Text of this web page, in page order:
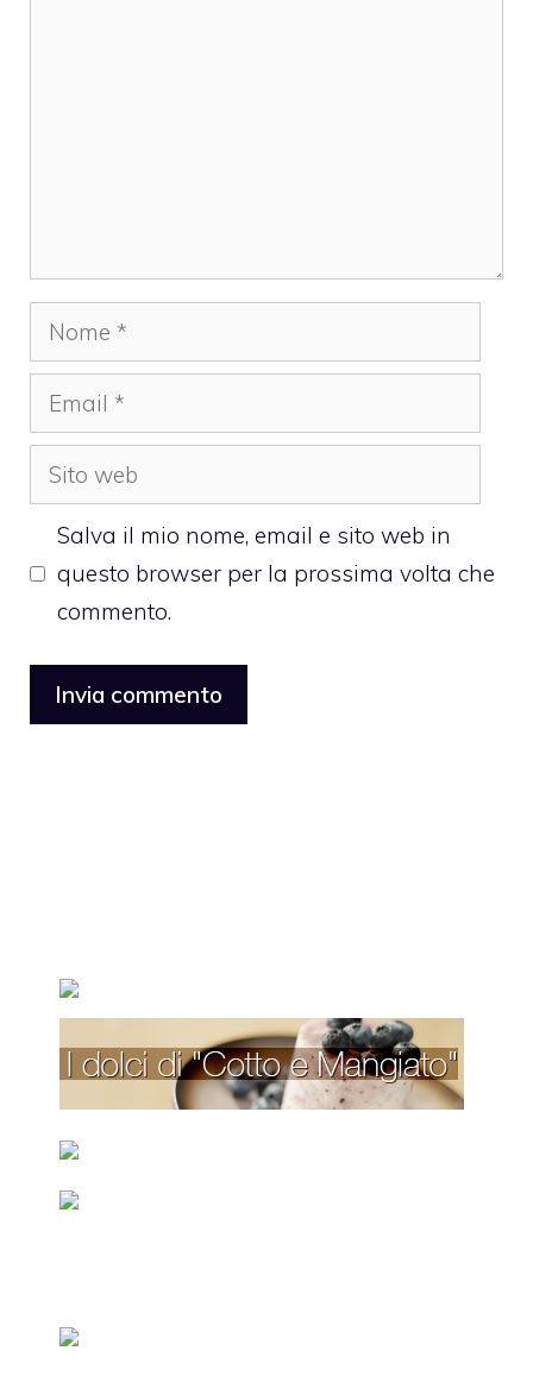
Nome
Email
Sito
web
Salva il mio nome, email e sito web in
questo browser per la prossima volta che
commento.